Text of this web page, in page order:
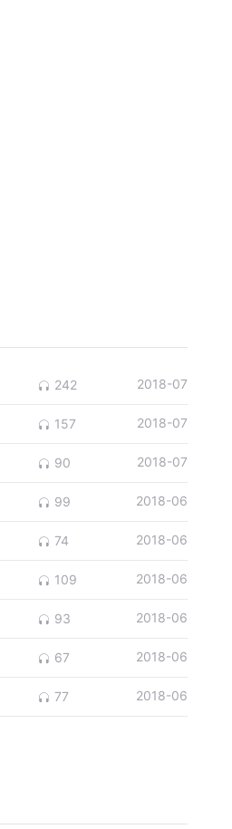
242 2018-07
157 2018-07
90 2018-07
99 2018-06
74 2018-06
109 2018-06
93 2018-06
67 2018-06
77 2018-06